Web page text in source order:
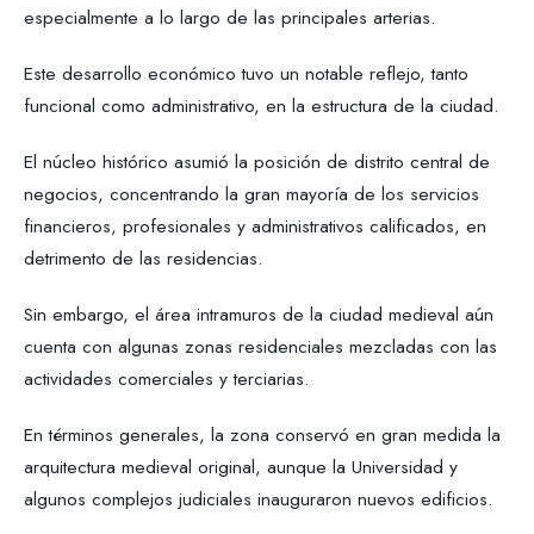
especialmente a lo largo de las principales arterias.
Este desarrollo económico tuvo un notable reflejo, tanto
funcional como administrativo, en la estructura de la ciudad.
El núcleo histórico asumió la posición de distrito central de
negocios, concentrando la gran mayoría de los servicios
financieros, profesionales y administrativos calificados, en
detrimento de las residencias.
Sin embargo, el área intramuros de la ciudad medieval aún
cuenta con algunas zonas residenciales mezcladas con las
actividades comerciales y terciarias.
En términos generales, la zona conservó en gran medida la
arquitectura medieval original, aunque la Universidad y
algunos complejos judiciales inauguraron nuevos edificios.